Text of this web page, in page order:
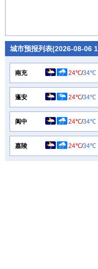
城市预报列表(2026-08-06
南充 24℃/34℃
蓬安 24℃/34℃
阆中 24℃/34℃
嘉陵 24℃/34℃